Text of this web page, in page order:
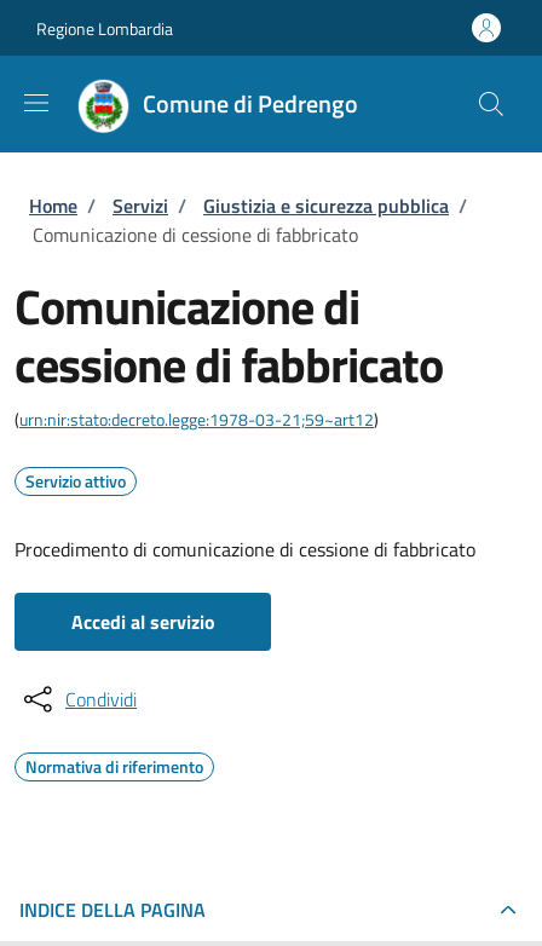
Regione Lombardia
Comune di Pedrengo
Briciole di pane
Home / Servizi / Giustizia e sicurezza pubblica /
Comunicazione di cessione di fabbricato
Comunicazione di
cessione di fabbricato
(urn:nir:stato:decreto.legge:1978-03-21;59~art12)
Servizio attivo
Procedimento di comunicazione di cessione di fabbricato
Accedi al servizio
Condividi
Normativa di riferimento
INDICE DELLA PAGINA